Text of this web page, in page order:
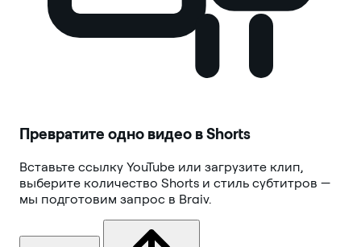
Превратите одно видео в Shorts
Вставьте ссылку YouTube или загрузите клип,
выберите количество Shorts и стиль субтитров —
мы подготовим запрос в Braiv.